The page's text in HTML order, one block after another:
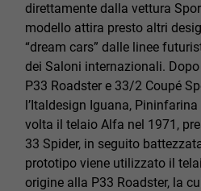
direttamente dalla vettura
modello attira presto altri
“dream cars” dalle linee
dei Saloni internazionali.
P33 Roadster e 33/2 Coupé
l’Italdesign Iguana,
volta il telaio Alfa nel 1971,
33 Spider, in seguito
prototipo viene utilizzato il
origine alla P33 Roadster, la